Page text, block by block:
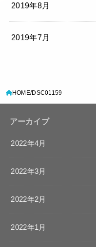
2019年8月
2019年7月
HOME DSC01159
アーカイブ
2022年4月
2022年3月
2022年2月
2022年1月